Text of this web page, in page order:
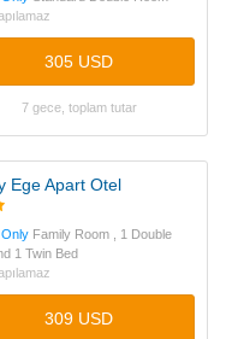
305 USD
7 gece, toplam tutar
Ege Apart Otel
Family Room , 1 Double
1 Twin Bed
309 USD